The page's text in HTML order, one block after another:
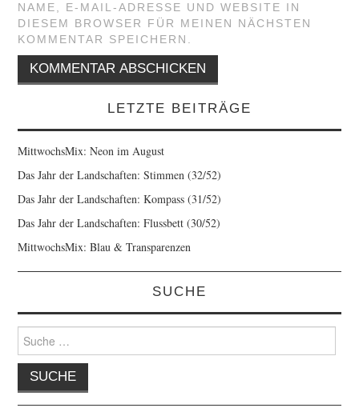
NAME, E-MAIL-ADRESSE UND WEBSITE IN
DIESEM BROWSER FÜR MEINEN NÄCHSTEN
KOMMENTAR SPEICHERN.
LETZTE BEITRÄGE
MittwochsMix: Neon im August
Das Jahr der Landschaften: Stimmen (32/52)
Das Jahr der Landschaften: Kompass (31/52)
Das Jahr der Landschaften: Flussbett (30/52)
MittwochsMix: Blau & Transparenzen
SUCHE
Suche
nach: